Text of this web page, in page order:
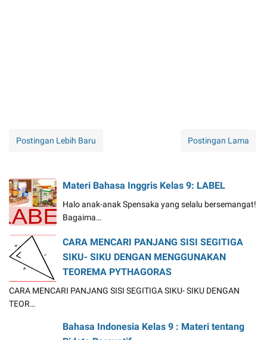
Postingan Lebih Baru Postingan Lama
Materi Bahasa Inggris Kelas 9: LABEL
Halo anak-anak Spensaka yang selalu bersemangat!
Bagaima…
CARA MENCARI PANJANG SISI SEGITIGA
SIKU- SIKU DENGAN MENGGUNAKAN
TEOREMA PYTHAGORAS
CARA MENCARI PANJANG SISI SEGITIGA SIKU- SIKU DENGAN
TEOR…
Bahasa Indonesia Kelas 9 : Materi tentang